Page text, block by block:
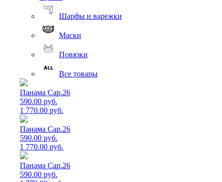
Шарфы и варежки
Маски
Повязки
Все товары
Панама Cap.26
590.00 руб.
1 770.00 руб.
Панама Cap.26
590.00 руб.
1 770.00 руб.
Панама Cap.26
590.00 руб.